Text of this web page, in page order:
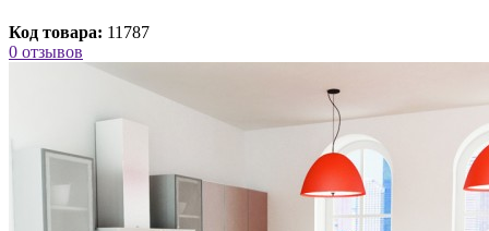
Код товара: 11787
0 отзывов